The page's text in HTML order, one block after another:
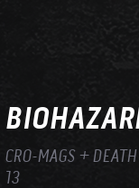
CRO-MAGS +
13